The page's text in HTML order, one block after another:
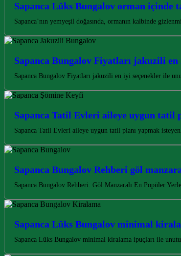
Sapanca Lüks Bungalov orman içinde
Sapanca’nın yemyeşil doğasında, ormanın kalbinde
Sapanca Bungalov Fiyatları jakuzili en
Sapanca Bungalov Fiyatları jakuzili en iyi seçenekler ile
Sapanca Tatil Evleri aileye uygun tatil
Sapanca Tatil Evleri aileye uygun tatil planı yapmak
Sapanca Bungalov Rehberi göl
Sapanca Bungalov Rehberi: Göl Manzaralı En Popüler
Sapanca Lüks Bungalov minimal
Sapanca Lüks Bungalov minimal kiralama ipuçları ile